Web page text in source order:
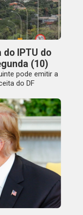
IPTU do
(10)
pode emitir a
do DF